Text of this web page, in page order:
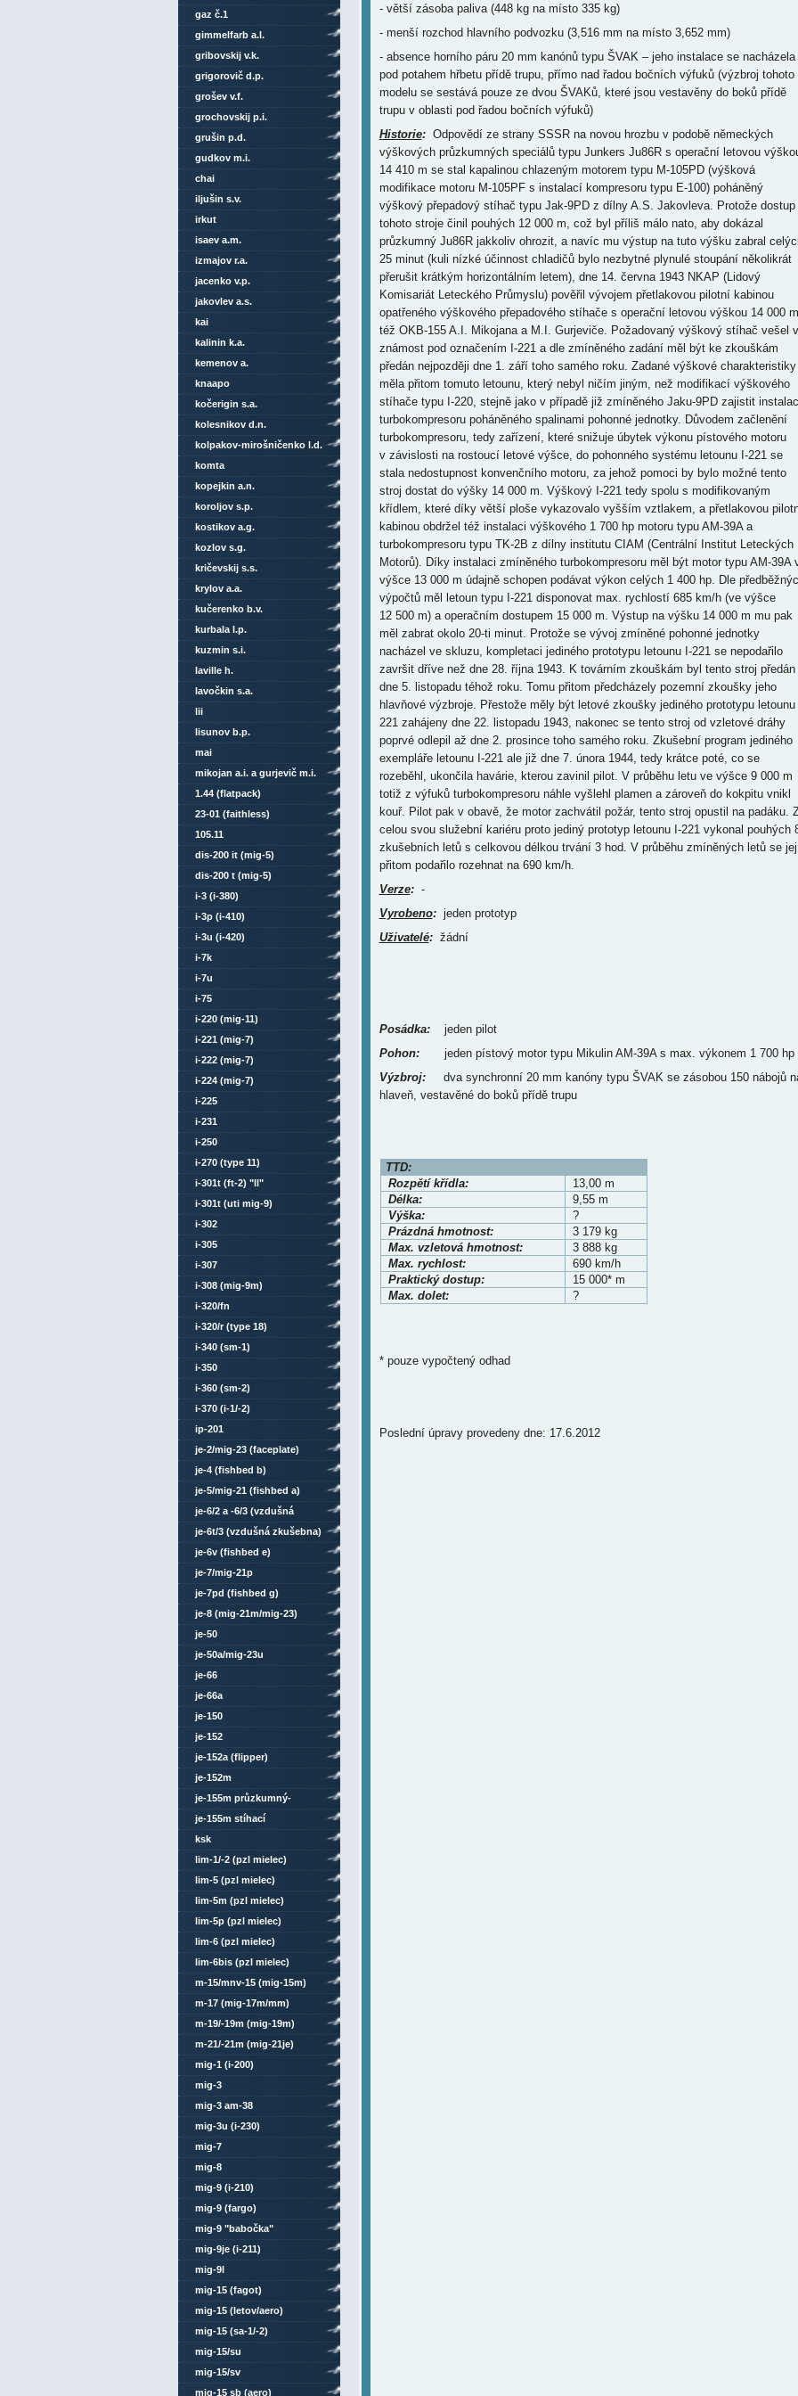
- větší zásoba paliva (448 kg na místo 335 kg)
- menší rozchod hlavního podvozku (3,516 mm na místo 3,652 mm)
- absence horního páru 20 mm kanónů typu ŠVAK – jeho instalace se nacházela
pod potahem hřbetu přídě trupu, přímo nad řadou bočních výfuků (výzbroj tohoto
modelu se sestává pouze ze dvou ŠVAKů, které jsou vestavěny do boků přídě
trupu v oblasti pod řadou bočních výfuků)
Historie:Odpovědí ze strany SSSR na novou hrozbu v podobě německých
výškových průzkumných speciálů typu Junkers Ju86R s operační letovou
14 410 m se stal kapalinou chlazeným motorem typu M-105PD (výšková
modifikace motoru M-105PF s instalací kompresoru typu E-100) poháněný
výškový přepadový stíhač typu Jak-9PD z dílny A.S. Jakovleva. Protože dostup
tohoto stroje činil pouhých 12 000 m, což byl příliš málo nato, aby dokázal
průzkumný Ju86R jakkoliv ohrozit, a navíc mu výstup na tuto výšku zabral
25 minut (kuli nízké účinnost chladičů bylo nezbytné plynulé stoupání několikrát
přerušit krátkým horizontálním letem), dne 14. června 1943 NKAP (Lidový
Komisariát Leteckého Průmyslu) pověřil vývojem přetlakovou pilotní kabinou
opatřeného výškového přepadového stíhače s operační letovou výškou 14 000 m
též OKB-155 A.I. Mikojana a M.I. Gurjeviče. Požadovaný výškový stíhač vešel
známost pod označením I-221 a dle zmíněného zadání měl být ke zkouškám
předán nejpozději dne 1. září toho samého roku. Zadané výškové charakteristiky
měla přitom tomuto letounu, který nebyl ničím jiným, než modifikací výškového
stíhače typu I-220, stejně jako v případě již zmíněného Jaku-9PD zajistit
turbokompresoru poháněného spalinami pohonné jednotky. Důvodem začlenění
turbokompresoru, tedy zařízení, které snižuje úbytek výkonu pístového motoru
v závislosti na rostoucí letové výšce, do pohonného systému letounu I-221 se
stala nedostupnost konvenčního motoru, za jehož pomoci by bylo možné tento
stroj dostat do výšky 14 000 m. Výškový I-221 tedy spolu s modifikovaným
křídlem, které díky větší ploše vykazovalo vyšším vztlakem, a přetlakovou
kabinou obdržel též instalaci výškového 1 700 hp motoru typu AM-39A a
turbokompresoru typu TK-2B z dílny institutu CIAM (Centrální Institut Leteckých
Motorů). Díky instalaci zmíněného turbokompresoru měl být motor typu AM-39A
výšce 13 000 m údajně schopen podávat výkon celých 1 400 hp. Dle
výpočtů měl letoun typu I-221 disponovat max. rychlostí 685 km/h (ve výšce
12 500 m) a operačním dostupem 15 000 m. Výstup na výšku 14 000 m mu pak
měl zabrat okolo 20-ti minut. Protože se vývoj zmíněné pohonné jednotky
nacházel ve skluzu, kompletaci jediného prototypu letounu I-221 se nepodařilo
završit dříve než dne 28. října 1943. K továrním zkouškám byl tento stroj předán
dne 5. listopadu téhož roku. Tomu přitom předcházely pozemní zkoušky jeho
hlavňové výzbroje. Přestože měly být letové zkoušky jediného prototypu letounu
221 zahájeny dne 22. listopadu 1943, nakonec se tento stroj od vzletové dráhy
poprvé odlepil až dne 2. prosince toho samého roku. Zkušební program jediného
exempláře letounu I-221 ale již dne 7. února 1944, tedy krátce poté, co se
rozeběhl, ukončila havárie, kterou zavinil pilot. V průběhu letu ve výšce 9 000 m
totiž z výfuků turbokompresoru náhle vyšlehl plamen a zároveň do kokpitu vnikl
kouř. Pilot pak v obavě, že motor zachvátil požár, tento stroj opustil na padáku.
celou svou služební kariéru proto jediný prototyp letounu I-221 vykonal pouhých
zkušebních letů s celkovou délkou trvání 3 hod. V průběhu zmíněných letů se jej
přitom podařilo rozehnat na 690 km/h.
Verze:-
Vyrobeno:jeden prototyp
Uživatelé:žádní
Posádka:jeden pilot
Pohon:jeden pístový motor typu Mikulin AM-39A s max. výkonem 1 700 hp
Výzbroj:dva synchronní 20 mm kanóny typu ŠVAK se zásobou 150 nábojů
hlaveň, vestavěné do boků přídě trupu
TTD:
Rozpětí křídla:
13,00 m
Délka:
9,55 m
Výška:
?
Prázdná hmotnost:
3 179 kg
Max. vzletová hmotnost:
3 888 kg
Max. rychlost:
690 km/h
Praktický dostup:
15 000* m
Max. dolet:
?
* pouze vypočtený odhad
Poslední úpravy provedeny dne: 17.6.2012
gaz č.1
gimmelfarb a.l.
gribovskij v.k.
grigorovič d.p.
grošev v.f.
grochovskij p.i.
grušin p.d.
gudkov m.i.
chai
iljušin s.v.
irkut
isaev a.m.
izmajov r.a.
jacenko v.p.
jakovlev a.s.
kai
kalinin k.a.
kemenov a.
knaapo
kočerigin s.a.
kolesnikov d.n.
kolpakov-mirošničenko l.d.
komta
kopejkin a.n.
koroljov s.p.
kostikov a.g.
kozlov s.g.
kričevskij s.s.
krylov a.a.
kučerenko b.v.
kurbala l.p.
kuzmin s.i.
laville h.
lavočkin s.a.
lii
lisunov b.p.
mai
mikojan a.i. a gurjevič m.i.
1.44 (flatpack)
23-01 (faithless)
105.11
dis-200 it (mig-5)
dis-200 t (mig-5)
i-3 (i-380)
i-3p (i-410)
i-3u (i-420)
i-7k
i-7u
i-75
i-220 (mig-11)
i-221 (mig-7)
i-222 (mig-7)
i-224 (mig-7)
i-225
i-231
i-250
i-270 (type 11)
i-301t (ft-2) "ll"
i-301t (uti mig-9)
i-302
i-305
i-307
i-308 (mig-9m)
i-320/fn
i-320/r (type 18)
i-340 (sm-1)
i-350
i-360 (sm-2)
i-370 (i-1/-2)
ip-201
je-2/mig-23 (faceplate)
je-4 (fishbed b)
je-5/mig-21 (fishbed a)
je-6/2 a -6/3 (vzdušná
zkušebna)
je-6t/3 (vzdušná zkušebna)
je-6v (fishbed e)
je-7/mig-21p
je-7pd (fishbed g)
je-8 (mig-21m/mig-23)
je-50
je-50a/mig-23u
je-66
je-66a
je-150
je-152
je-152a (flipper)
je-152m
je-155m průzkumný-
bombardovací
je-155m stíhací
ksk
lim-1/-2 (pzl mielec)
lim-5 (pzl mielec)
lim-5m (pzl mielec)
lim-5p (pzl mielec)
lim-6 (pzl mielec)
lim-6bis (pzl mielec)
m-15/mnv-15 (mig-15m)
m-17 (mig-17m/mm)
m-19/-19m (mig-19m)
m-21/-21m (mig-21je)
mig-1 (i-200)
mig-3
mig-3 am-38
mig-3u (i-230)
mig-7
mig-8
mig-9 (i-210)
mig-9 (fargo)
mig-9 "babočka"
mig-9je (i-211)
mig-9l
mig-15 (fagot)
mig-15 (letov/aero)
mig-15 (sa-1/-2)
mig-15/su
mig-15/sv
mig-15 sb (aero)